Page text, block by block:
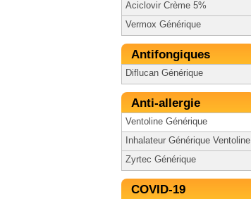
Aciclovir Crème 5%
Vermox Générique
Antifongiques
Diflucan Générique
Anti-allergie
Ventoline Générique
Inhalateur Générique Ventoline
Zyrtec Générique
COVID-19